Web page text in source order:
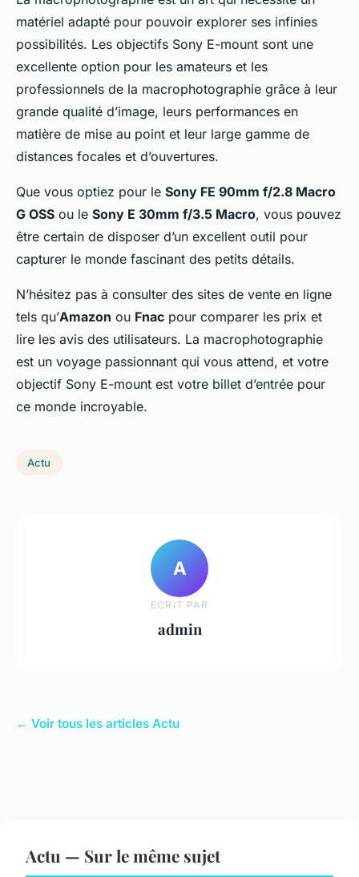
matériel adapté pour pouvoir explorer ses infinies
possibilités. Les objectifs Sony E-mount sont une
excellente option pour les amateurs et les
professionnels de la macrophotographie grâce à leur
grande qualité d’image, leurs performances en
matière de mise au point et leur large gamme de
distances focales et d’ouvertures.
Que vous optiez pour le Sony FE 90mm f/2.8 Macro
G OSS ou le Sony E 30mm f/3.5 Macro, vous pouvez
être certain de disposer d’un excellent outil pour
capturer le monde fascinant des petits détails.
N’hésitez pas à consulter des sites de vente en ligne
tels qu’Amazon ou Fnac pour comparer les prix et
lire les avis des utilisateurs. La macrophotographie
est un voyage passionnant qui vous attend, et votre
objectif Sony E-mount est votre billet d’entrée pour
ce monde incroyable.
Actu
A
ECRIT PAR
admin
← Voir tous les articles Actu
Actu — Sur le même sujet